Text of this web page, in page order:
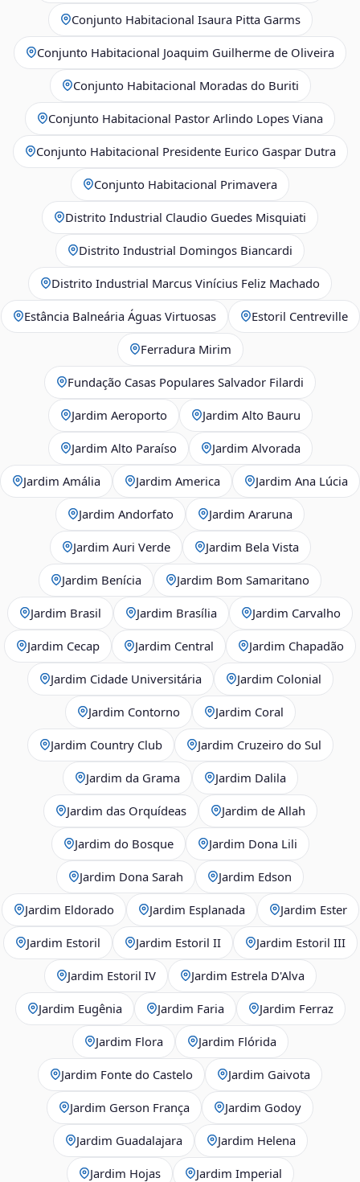
Conjunto Habitacional Isaura Pitta Garms
Conjunto Habitacional Joaquim Guilherme de Oliveira
Conjunto Habitacional Moradas do Buriti
Conjunto Habitacional Pastor Arlindo Lopes Viana
Conjunto Habitacional Presidente Eurico Gaspar Dutra
Conjunto Habitacional Primavera
Distrito Industrial Claudio Guedes Misquiati
Distrito Industrial Domingos Biancardi
Distrito Industrial Marcus Vinícius Feliz Machado
Estância Balneária Águas Virtuosas Estoril Centreville
Ferradura Mirim
Fundação Casas Populares Salvador Filardi
Jardim Aeroporto Jardim Alto Bauru
Jardim Alto Paraíso Jardim Alvorada
Jardim Amália Jardim America Jardim Ana Lúcia
Jardim Andorfato Jardim Araruna
Jardim Auri Verde Jardim Bela Vista
Jardim Benícia Jardim Bom Samaritano
Jardim Brasil Jardim Brasília Jardim Carvalho
Jardim Cecap Jardim Central Jardim Chapadão
Jardim Cidade Universitária Jardim Colonial
Jardim Contorno Jardim Coral
Jardim Country Club Jardim Cruzeiro do Sul
Jardim da Grama Jardim Dalila
Jardim das Orquídeas Jardim de Allah
Jardim do Bosque Jardim Dona Lili
Jardim Dona Sarah Jardim Edson
Jardim Eldorado Jardim Esplanada Jardim Ester
Jardim Estoril Jardim Estoril II Jardim Estoril III
Jardim Estoril IV Jardim Estrela D'Alva
Jardim Eugênia Jardim Faria Jardim Ferraz
Jardim Flora Jardim Flórida
Jardim Fonte do Castelo Jardim Gaivota
Jardim Gerson França Jardim Godoy
Jardim Guadalajara Jardim Helena
Jardim Hojas Jardim Imperial